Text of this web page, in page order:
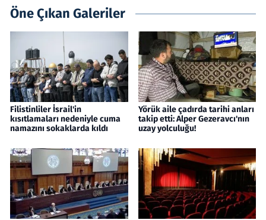
Öne Çıkan Galeriler
Filistinliler İsrail'in
kısıtlamaları nedeniyle cuma
namazını sokaklarda kıldı
Yörük aile çadırda tarihi anları
takip etti: Alper Gezeravcı'nın
uzay yolculuğu!